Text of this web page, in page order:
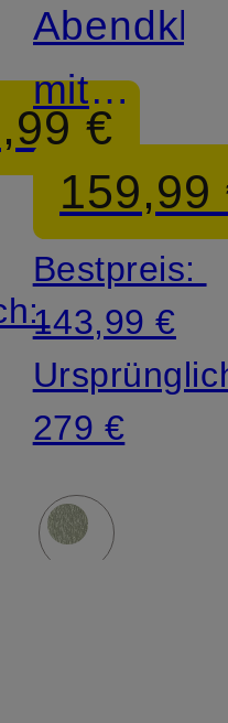
€
mit
159,99
Bestpreis:
143,99 €
279 €